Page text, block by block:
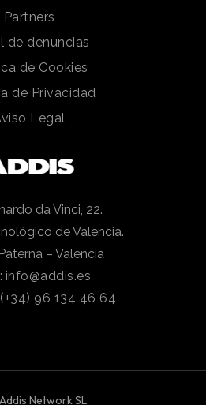
Partners
de denuncias
de Cookies
de Privacidad
Legal
da Vinci, 22.
de Valencia.
– Valencia
info@addis.es
(+34) 96 134 46 64
Network SL.